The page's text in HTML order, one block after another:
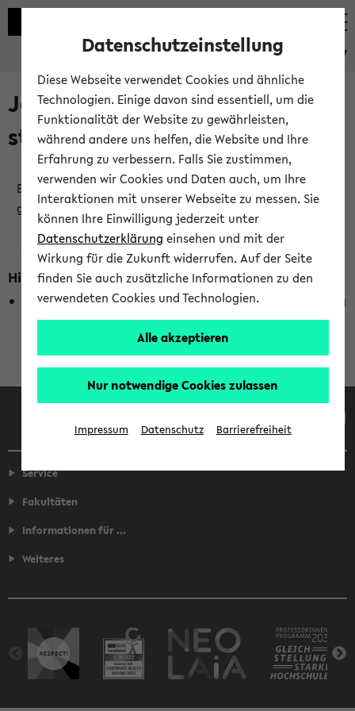
eKVV
Jetzt und in Kürze
stattfindende Veranstaltungen
Es wurden keine jetzt stattfindenden Veranstaltungen
gefunden!
Hinweise zur Liste
Die Anzeige ist semesterübergreifend und nicht abhängig
vom im eKVV gewählten Semester.
Facebook Instagram LinkedIn TikTok
Service
Fakultäten
Informationen für ...
Weiteres
Datenschutzeinstellung
Diese Webseite verwendet Cookies und ähnliche
Technologien. Einige davon sind essentiell, um die
Funktionalität der Website zu gewährleisten,
während andere uns helfen, die Website und Ihre
Erfahrung zu verbessern. Falls Sie zustimmen,
verwenden wir Cookies und Daten auch, um Ihre
Interaktionen mit unserer Webseite zu messen. Sie
können Ihre Einwilligung jederzeit unter
Datenschutzerklärung einsehen und mit der
Wirkung für die Zukunft widerrufen. Auf der Seite
finden Sie auch zusätzliche Informationen zu den
verwendeten Cookies und Technologien.
Alle akzeptieren
Nur notwendige Cookies zulassen
Impressum Datenschutz Barrierefreiheit